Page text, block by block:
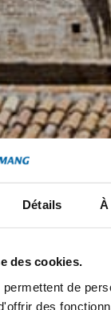
Détails À
des cookies.
de
des